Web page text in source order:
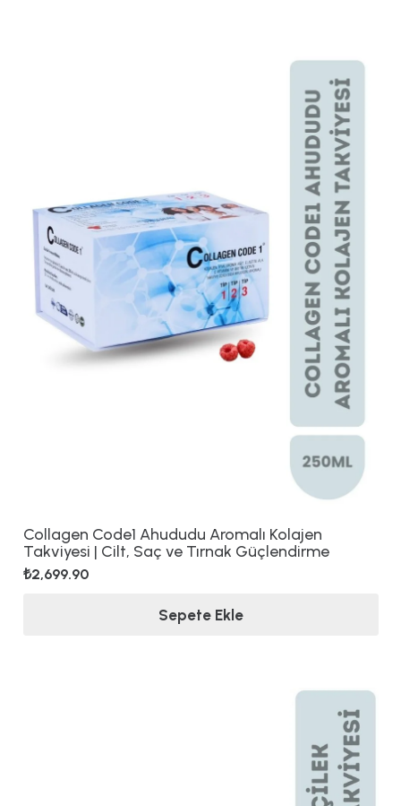
Collagen Code1 Ahududu Aromalı Kolajen
Takviyesi | Cilt, Saç ve Tırnak Güçlendirme
₺2,699.90
Sepete Ekle